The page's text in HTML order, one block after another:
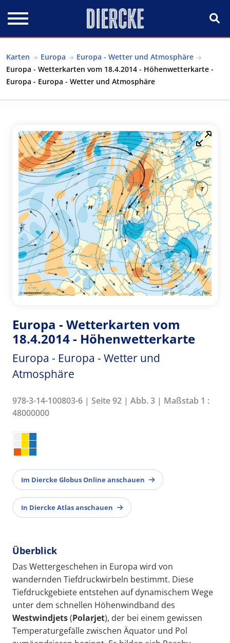
Karten Europa
Europa - Wetter und Atmosphäre
Europa - Wetterkarten vom 18.4.2014 - Höhenwetterkarte -
Europa - Europa - Wetter und Atmosphäre
Europa - Wetterkarten vom
18.4.2014 - Höhenwetterkarte
Europa - Europa - Wetter und
Atmosphäre
978-3-14-100803-6 | Seite 92 | Abb. 3 | Maßstab 1 :
48000000
Im Diercke Globus Online anschauen
In Diercke Atlas anschauen
Überblick
Das Wettergeschehen in Europa wird von
wandernden Tiefdruckwirbeln bestimmt. Diese
Tiefdruckgebiete entstehen auf dynamischem Wege
unter dem schnellen Höhenwindband des
Westwindjets(Polarjet), der bei einem gewissen
Temperaturgefälle zwischen Äquator und Pol